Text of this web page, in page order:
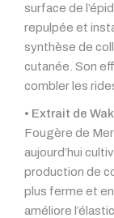
surface de
repulpée et
synthèse de
cutanée. Son
combler les
• Extrait de
Fougère de
aujourd’hui
production de
plus ferme et
améliore